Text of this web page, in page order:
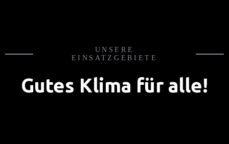
UNSERE
EINSATZGEBIETE
Gutes Klima für alle!
Ihre Angebotsanfrage in nur 3 Minuten